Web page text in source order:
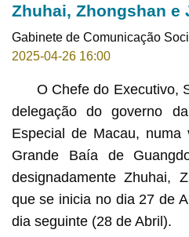
Zhuhai, Zhongshan e
Gabinete de Comunicação
2025-04-26 16:00
O Chefe do Executivo,
delegação do governo
Especial de Macau,
Grande Baía de
designadamente Zhuhai,
que se inicia no dia 27 de
dia seguinte (28 de Abril).